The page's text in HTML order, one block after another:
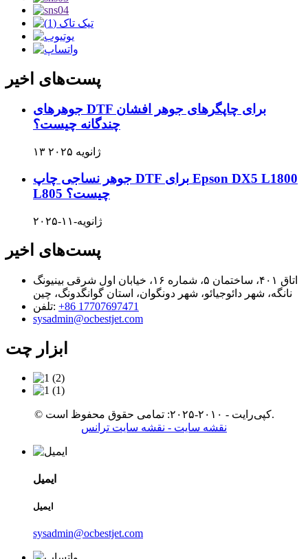
پست‌های اخیر
جوهرهای DTF برای چاپگرهای جوهر افشان
چندگانه چیست؟
۱۳ ژانویه ۲۰۲۵
جوهر نساجی چاپ DTF برای Epson DX5 L1800
L805 چیست؟
ژانویه-۱۱-۲۰۲۵
پست‌های اخیر
اتاق ۴۰۱، ساختمان ۵، شماره ۱۶، خیابان اول شرقی بینیونگ
نانگه، شهر دائوجیائو، شهر دونگوان، استان گوانگدونگ، چین
تلفن: ‎+86 17707697471‎
sysadmin@ocbestjet.com
ابزار چت
© کپی‌رایت - ۲۰۱۰-۲۰۲۵: تمامی حقوق محفوظ است.
نقشه سایت - نقشه سایت ترانس
ایمیل
ایمیل
sysadmin@ocbestjet.com